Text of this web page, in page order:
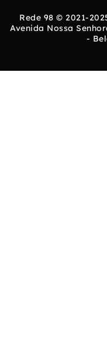
Rede 98 © 2021-
Avenida Nossa
-